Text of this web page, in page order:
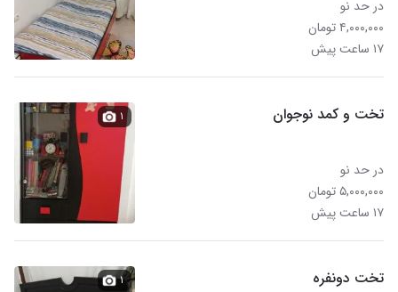
در حد نو
۴,۰۰۰,۰۰۰ تومان
۱۷ ساعت پیش
تخت و کمد نوجوان
در حد نو
۵,۰۰۰,۰۰۰ تومان
۱۷ ساعت پیش
۱
تخت دونفره ۱